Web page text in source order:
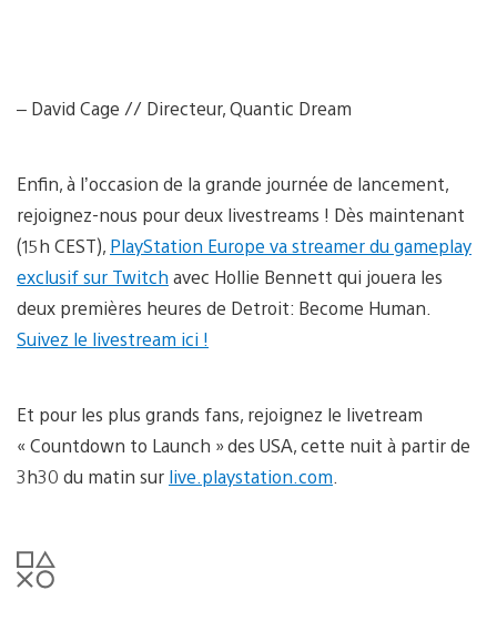
– David Cage // Directeur, Quantic Dream
Enfin, à l’occasion de la grande journée de lancement,
rejoignez-nous pour deux livestreams ! Dès maintenant
(15h CEST), PlayStation Europe va streamer du gameplay
exclusif sur Twitch avec Hollie Bennett qui jouera les
deux premières heures de Detroit: Become Human.
Suivez le livestream ici !
Et pour les plus grands fans, rejoignez le livetream
« Countdown to Launch » des USA, cette nuit à partir de
3h30 du matin sur live.playstation.com